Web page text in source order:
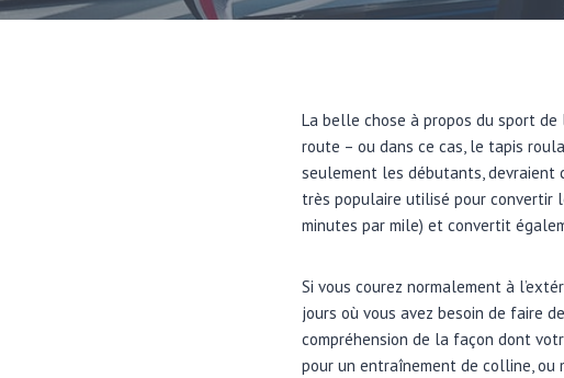
La belle chose à propos du sport de
route – ou dans ce cas, le tapis
seulement les débutants, devraient
très populaire utilisé pour convertir
minutes par mile) et convertit
Si vous courez normalement à
jours où vous avez besoin de faire
compréhension de la façon dont
pour un entraînement de colline, ou